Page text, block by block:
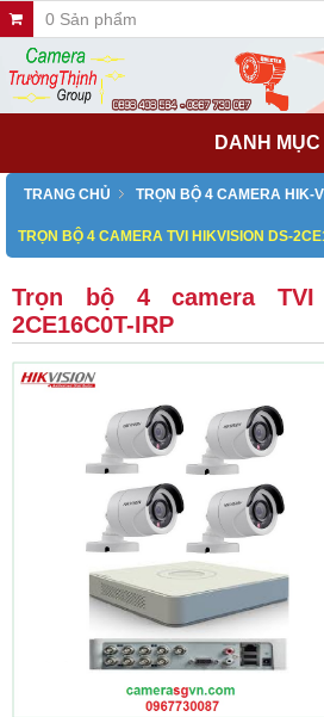
0 Sản phẩm
DANH MỤC
TRANG CHỦ TRỌN BỘ 4 CAMERA HIK-
TRỌN BỘ 4 CAMERA TVI HIKVISION DS-
Trọn bộ 4 camera TVI
2CE16C0T-IRP